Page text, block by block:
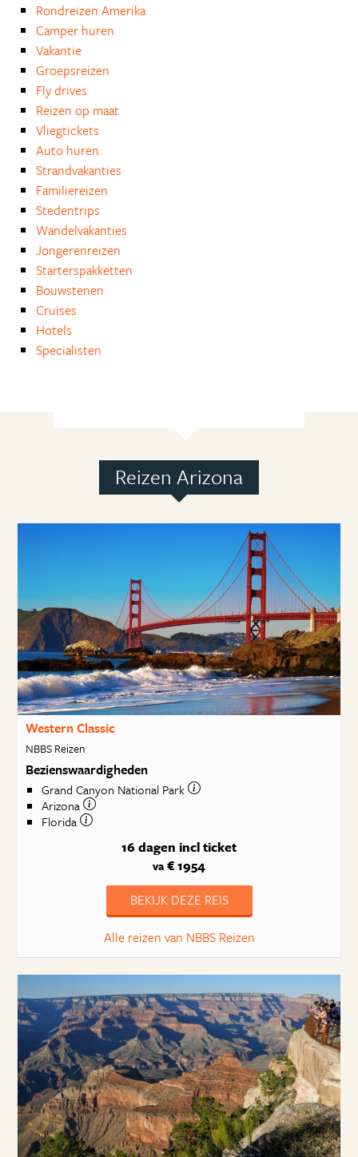
Rondreizen Amerika
Camper huren
Vakantie
Groepsreizen
Fly drives
Reizen op maat
Vliegtickets
Auto huren
Strandvakanties
Familiereizen
Stedentrips
Wandelvakanties
Jongerenreizen
Starterspakketten
Bouwstenen
Cruises
Hotels
Specialisten
Reizen Arizona
Western Classic
NBBS Reizen
Bezienswaardigheden
Grand Canyon National Park
Arizona
Florida
16 dagen incl ticket
va € 1954
BEKIJK DEZE REIS
Alle reizen van NBBS Reizen